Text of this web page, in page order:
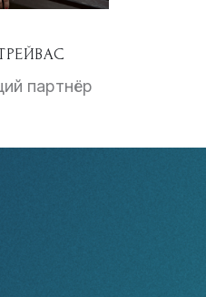
партнёр